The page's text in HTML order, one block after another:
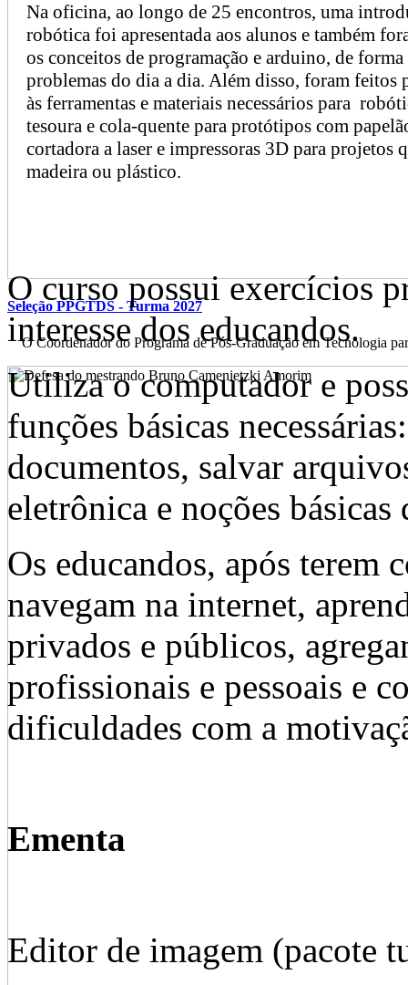
Seleção PPGTDS - Turma 2027
O Coordenador do Programa de Pós-Graduação em Tecnologia
Na oficina, ao longo de 25 encontros, uma
robótica foi apresentada aos alunos e também
os conceitos de programação e arduino, de
problemas do dia a dia. Além disso, foram feitos
às ferramentas e materiais necessários para
tesoura e cola-quente para protótipos com
cortadora a laser e impressoras 3D para projetos
madeira ou plástico.
O curso possui exercícios
interesse dos educandos.
Utiliza o computador e
funções básicas
documentos, salvar
eletrônica e noções
Os educandos, após terem
navegam na internet,
privados e públicos,
profissionais e pessoais e
dificuldades com a
Ementa
Editor de imagem (pacote